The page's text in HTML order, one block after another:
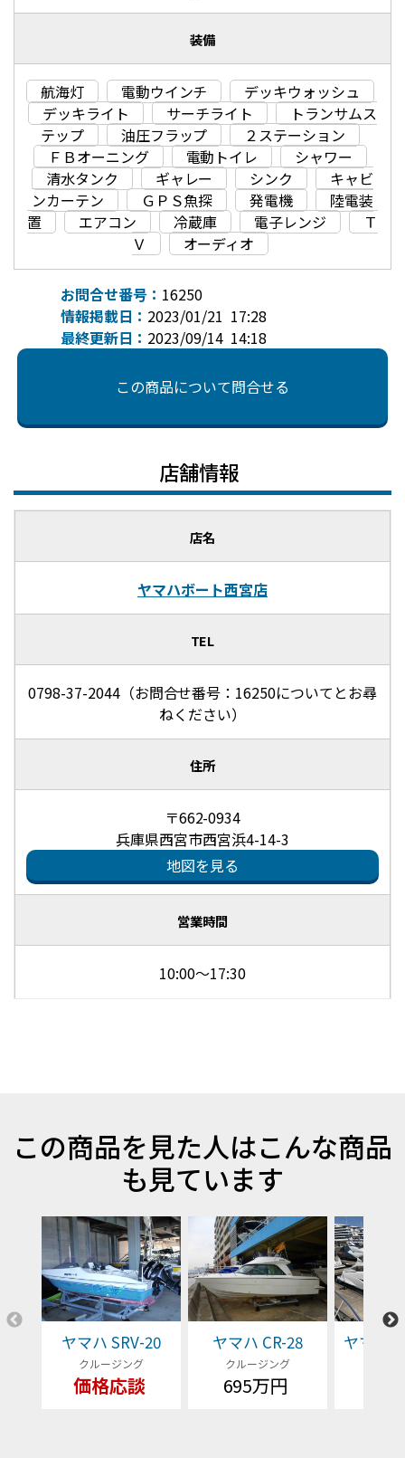
装備
航海灯 電動ウインチ
デッキウォッシュ
デッキライト
サーチライト
トランサムス
テップ
油圧フラップ
２ステーション
ＦＢオーニング
電動トイレ
シャワー
清水タンク
ギャレー シンク
キャビ
ンカーテン
ＧＰＳ魚探 発電機
陸電装
置
エアコン 冷蔵庫 電子レンジ
Ｔ
Ｖ
オーディオ
お問合せ番号： 16250
情報掲載日： 2023/01/21 17:28
最終更新日： 2023/09/14 14:18
この商品について問合せる
店舗情報
店名
ヤマハボート西宮店
TEL
0798-37-2044（お問合せ番号：16250についてとお尋
ねください）
住所
〒662-0934
兵庫県西宮市西宮浜4-14-3
地図を見る
営業時間
10:00～17:30
この商品を見た人はこんな商品
も見ています
ヤマハ SRV-20
クルージング
価格応談
ヤマハ CR-28
クルージング
695万円
ヤマハ